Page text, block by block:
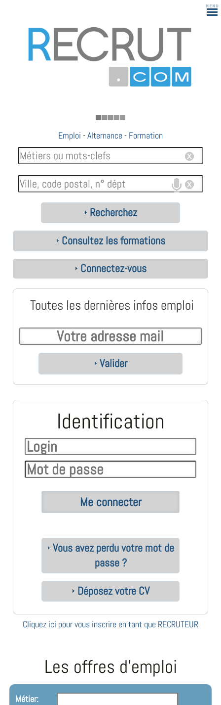
Emploi -Alternance - Formation
Recherchez
Consultez les formations
Connectez-vous
Toutes les dernières infos emploi
Valider
Identification
Vous avez perdu votre mot de
passe ?
Déposez votre CV
Cliquez ici pour vous inscrire en tant que RECRUTEUR
Les offres d'emploi
Métier: